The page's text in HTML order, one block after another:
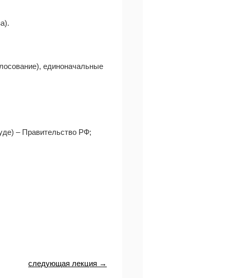
единоначальные
– Правительство РФ;
следующая лекция →